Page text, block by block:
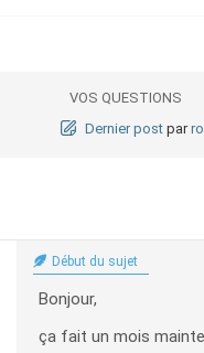
VOS QUESTIONS
Dernier post par
Début du sujet
Bonjour,
ça fait un mois